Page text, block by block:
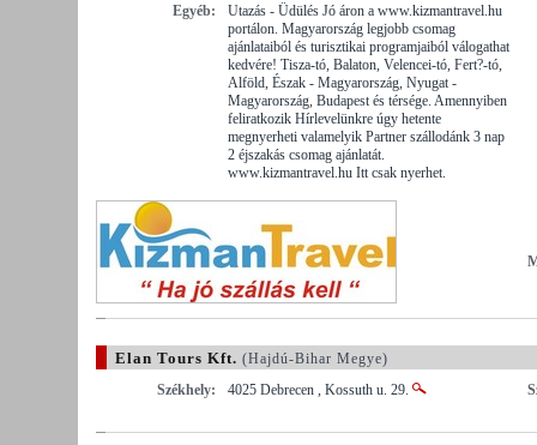
Egyéb:
Utazás - Üdülés Jó áron a www.kizmantravel.hu
portálon. Magyarország legjobb csomag
ajánlataiból és turisztikai programjaiból válogathat
kedvére! Tisza-tó, Balaton, Velencei-tó, Fert?-tó,
Alföld, Észak - Magyarország, Nyugat -
Magyarország, Budapest és térsége. Amennyiben
feliratkozik Hírlevelünkre úgy hetente
megnyerheti valamelyik Partner szállodánk 3 nap
2 éjszakás csomag ajánlatát.
www.kizmantravel.hu Itt csak nyerhet.
Elan Tours Kft. (Hajdú-Bihar Megye)
Székhely:
4025 Debrecen , Kossuth u. 29.